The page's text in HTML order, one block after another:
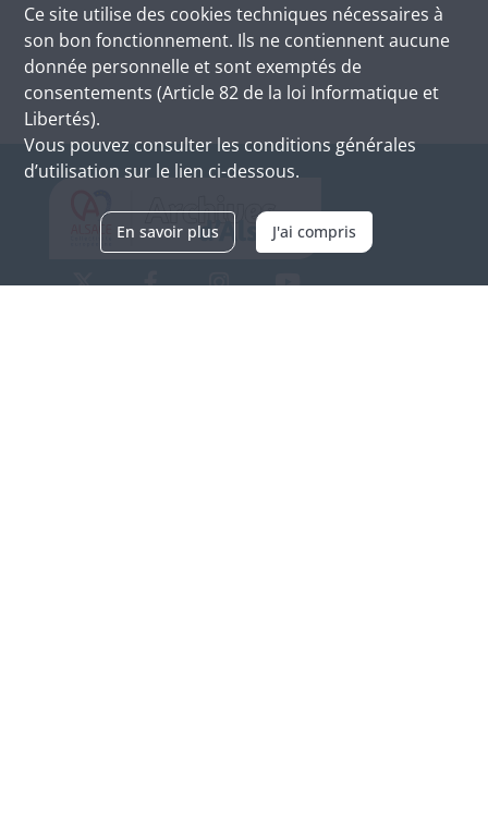
Ce site utilise des cookies techniques nécessaires à
son bon fonctionnement. Ils ne contiennent aucune
donnée personnelle et sont exemptés de
consentements (Article 82 de la loi Informatique et
Libertés).
Vous pouvez consulter les conditions générales
d’utilisation sur le lien ci-dessous.
En savoir plus J'ai compris